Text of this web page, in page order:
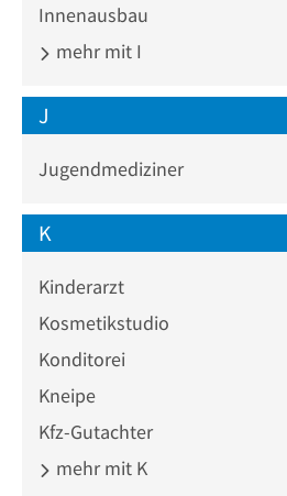
Innenausbau
mehr mit I
J
Jugendmediziner
K
Kinderarzt
Kosmetikstudio
Konditorei
Kneipe
Kfz-Gutachter
mehr mit K